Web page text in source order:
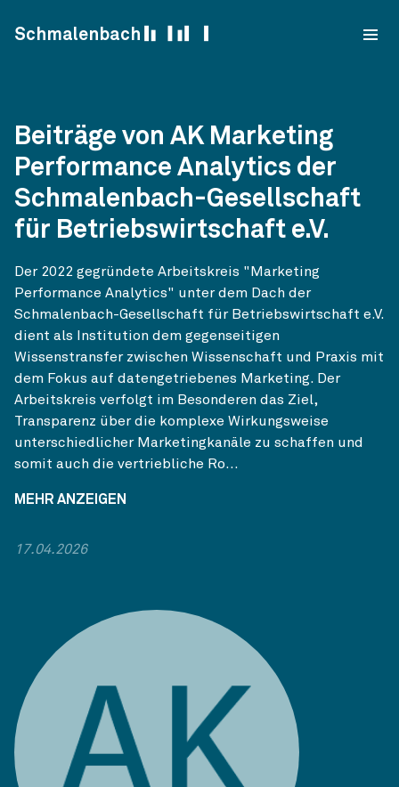
Schmalenbach
Beiträge von AK Marketing
Performance Analytics der
Schmalenbach-Gesellschaft
für Betriebswirtschaft e.V.
Der 2022 gegründete Arbeitskreis "Marketing
Performance Analytics" unter dem Dach der
Schmalenbach-Gesellschaft für Betriebswirtschaft e.V.
dient als Institution dem gegenseitigen
Wissenstransfer zwischen Wissenschaft und Praxis mit
dem Fokus auf datengetriebenes Marketing. Der
Arbeitskreis verfolgt im Besonderen das Ziel,
Transparenz über die komplexe Wirkungsweise
unterschiedlicher Marketingkanäle zu schaffen und
somit auch die vertriebliche Ro...
MEHR ANZEIGEN
17.04.2026